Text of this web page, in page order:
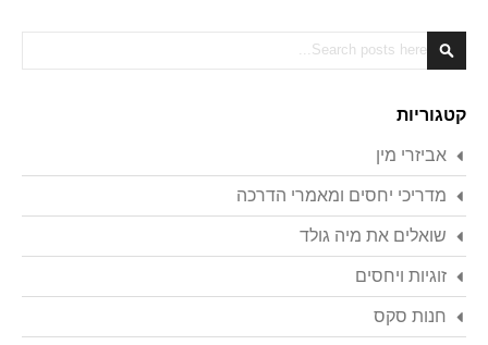
Search
Search
קטגוריות
אביזרי מין
מדריכי יחסים ומאמרי הדרכה
שואלים את מיה גולד
זוגיות ויחסים
חנות סקס